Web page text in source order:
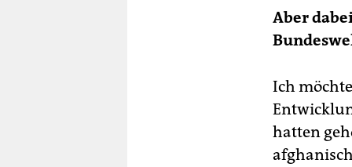
Aber
Ich
hatten